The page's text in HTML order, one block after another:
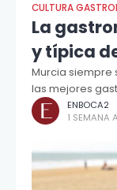
CULTURA
La
y típica
Murcia siempre
las mejores
ENBOCA2
1 SEMANA